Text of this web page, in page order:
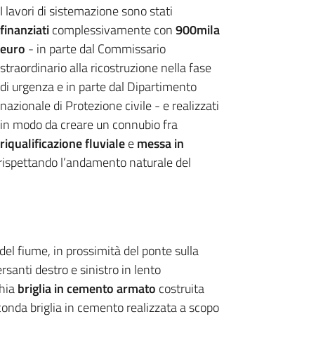
I lavori di sistemazione sono stati
finanziaticomplessivamente con900mila
euro - in parte dal Commissario
straordinario alla ricostruzione nella fase
di urgenza e in parte dal Dipartimento
nazionale di Protezione civile - e realizzati
in modo da creare un connubio fra
riqualificazione fluvialeemessa in
l’andamento naturale del
fiume, in prossimità del ponte sulla
destro e sinistro in lento
briglia in cemento armato costruita
briglia in cemento realizzata a scopo